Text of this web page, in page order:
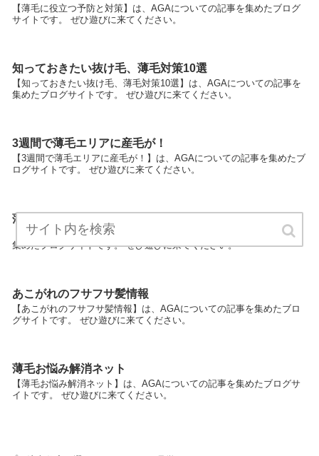
【薄毛に役立つ予防と対策】は、AGAについての記事を集めたブログ
サイトです。 ぜひ遊びに来てください。
知っておきたい抜け毛、薄毛対策10選
【知っておきたい抜け毛、薄毛対策10選】は、AGAについての記事を
集めたブログサイトです。 ぜひ遊びに来てください。
3週間で薄毛エリアに産毛が！
【3週間で薄毛エリアに産毛が！】は、AGAについての記事を集めたブ
ログサイトです。 ぜひ遊びに来てください。
薄毛のタイプで対処法はこんなに違う
【薄毛のタイプで対処法はこんなに違う】は、AGAについての記事を
集めたブログサイトです。 ぜひ遊びに来てください。
あこがれのフサフサ髪情報
【あこがれのフサフサ髪情報】は、AGAについての記事を集めたブロ
グサイトです。 ぜひ遊びに来てください。
薄毛お悩み解消ネット
【薄毛お悩み解消ネット】は、AGAについての記事を集めたブログサ
イトです。 ぜひ遊びに来てください。